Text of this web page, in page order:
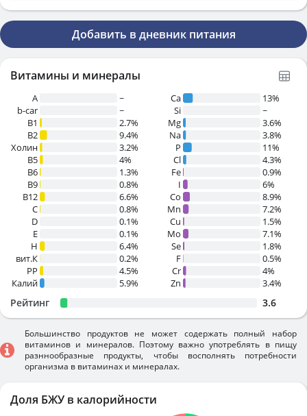
Добавить в дневник питания
Витамины и минералы
A
~
b-car
~
В1
2.7%
B2
9.4%
Холин
3.2%
B5
4%
B6
1.3%
B9
0.8%
B12
6.6%
C
0.8%
D
0.1%
E
0.1%
H
6.4%
вит.К
0.2%
PP
4.5%
Калий
5.9%
Ca
13%
Si
~
Mg
3.6%
Na
3.8%
P
11%
Cl
4.3%
Fe
0.9%
I
6%
Co
8.9%
Mn
7.2%
Cu
1.5%
Mo
7.1%
Se
1.8%
F
0.5%
Cr
4%
Zn
3.4%
Рейтинг 3.6
Большинство продуктов не может содержать полный набор
витаминов и минералов. Поэтому важно употреблять в пищу
разннообразные продукты, чтобы восполнять потребности
организма в витаминах и минералах.
Доля БЖУ в калорийности